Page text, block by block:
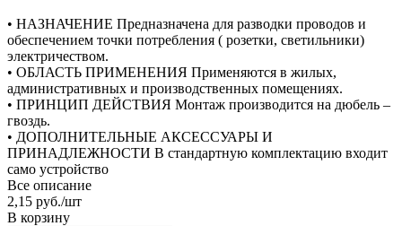
• НАЗНАЧЕНИЕ Предназначена для разводки проводов и
обеспечением точки потребления ( розетки, светильники)
электричеством.
• ОБЛАСТЬ ПРИМЕНЕНИЯ Применяются в жилых,
административных и производственных помещениях.
• ПРИНЦИП ДЕЙСТВИЯ Монтаж производится на дюбель –
гвоздь.
• ДОПОЛНИТЕЛЬНЫЕ АКСЕССУАРЫ И
ПРИНАДЛЕЖНОСТИ В стандартную комплектацию входит
само устройство
Все описание
2,15 руб./шт
В корзину